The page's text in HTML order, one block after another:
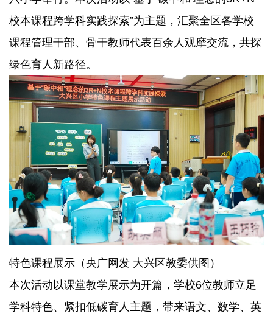
校本课程跨学科实践探索”为主题，汇聚全区各学校
课程管理干部、骨干教师代表百余人观摩交流，共探
绿色育人新路径。
特色课程展示（央广网发 大兴区教委供图）
本次活动以课堂教学展示为开篇，学校6位教师立足
学科特色、紧扣低碳育人主题，带来语文、数学、英